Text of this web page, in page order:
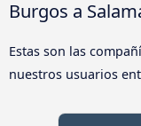
Burgos a
Estas son las
nuestros usuarios